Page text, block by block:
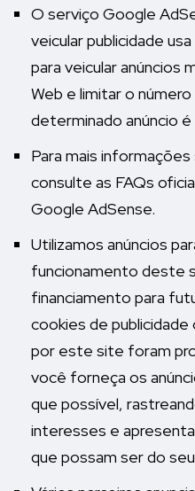
O serviço Google
veicular publicidade
para veicular anúncios
Web e limitar o
determinado anúncio
Para mais
consulte as FAQs
Google AdSense.
Utilizamos anúncios
funcionamento deste
financiamento para
cookies de
por este site foram
você forneça os
que possível,
interesses e
que possam ser do